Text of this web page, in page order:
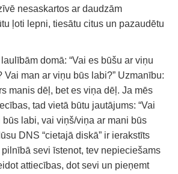
nesaskartos ar daudzām
ļoti lepni, tiesātu citus un pazaudētu
domā: “Vai es būšu ar viņu
Vai man ar viņu būs labi?” Uzmanību:
manis dēļ, bet es viņa dēļ. Ja mēs
tad vietā būtu jautājums: “Vai
labi, vai viņš/viņa ar mani būs
DNS “cietajā diskā” ir ierakstīts
pilnībā sevi īstenot, tev nepieciešams
attiecības, dot sevi un pieņemt